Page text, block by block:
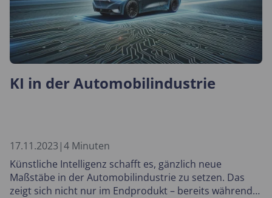
KI in der Automobilindustrie
17.11.2023 |4 Minuten
Künstliche Intelligenz schafft es, gänzlich neue
Maßstäbe in der Automobilindustrie zu setzen. Das
zeigt sich nicht nur im Endprodukt – bereits während